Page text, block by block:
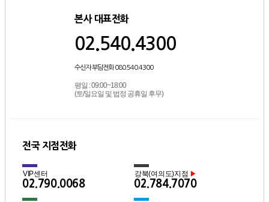
본사 대표전화
02.540.4300
수신자 부담전화 080.540.4300
평일 : 09:00~18:00
(토/일요일 및 법정 공휴일 후무)
전국 지점전화
VIP센터
02.790.0068
강북(여의도)지점 ▶
02.784.7070